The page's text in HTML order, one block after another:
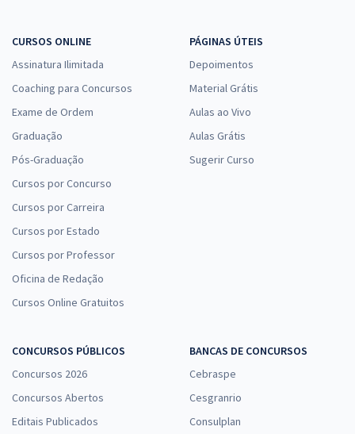
CURSOS ONLINE
Assinatura Ilimitada
Coaching para Concursos
Exame de Ordem
Graduação
Pós-Graduação
Cursos por Concurso
Cursos por Carreira
Cursos por Estado
Cursos por Professor
Oficina de Redação
Cursos Online Gratuitos
PÁGINAS ÚTEIS
Depoimentos
Material Grátis
Aulas ao Vivo
Aulas Grátis
Sugerir Curso
CONCURSOS PÚBLICOS
Concursos 2026
Concursos Abertos
Editais Publicados
BANCAS DE CONCURSOS
Cebraspe
Cesgranrio
Consulplan